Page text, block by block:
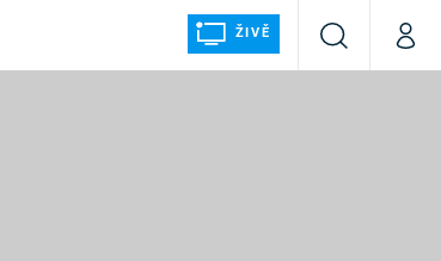
ŽIVĚ
VyhledáváníMůj